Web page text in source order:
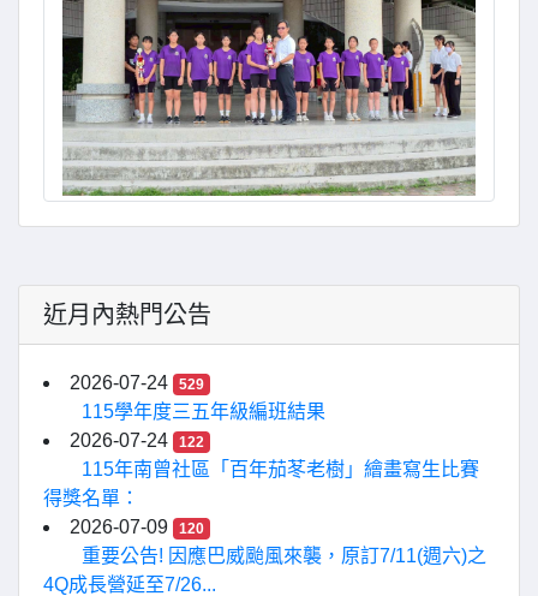
近月內熱門公告
2026-07-24 529
115學年度三五年級編班結果
2026-07-24
122
115年南曾社區「百年茄苳老樹」繪畫寫生比賽
得獎名單：
2026-07-09
120
重要公告! 因應巴威颱風來襲，原訂7/11(週六)之
4Q成長營延至7/26...